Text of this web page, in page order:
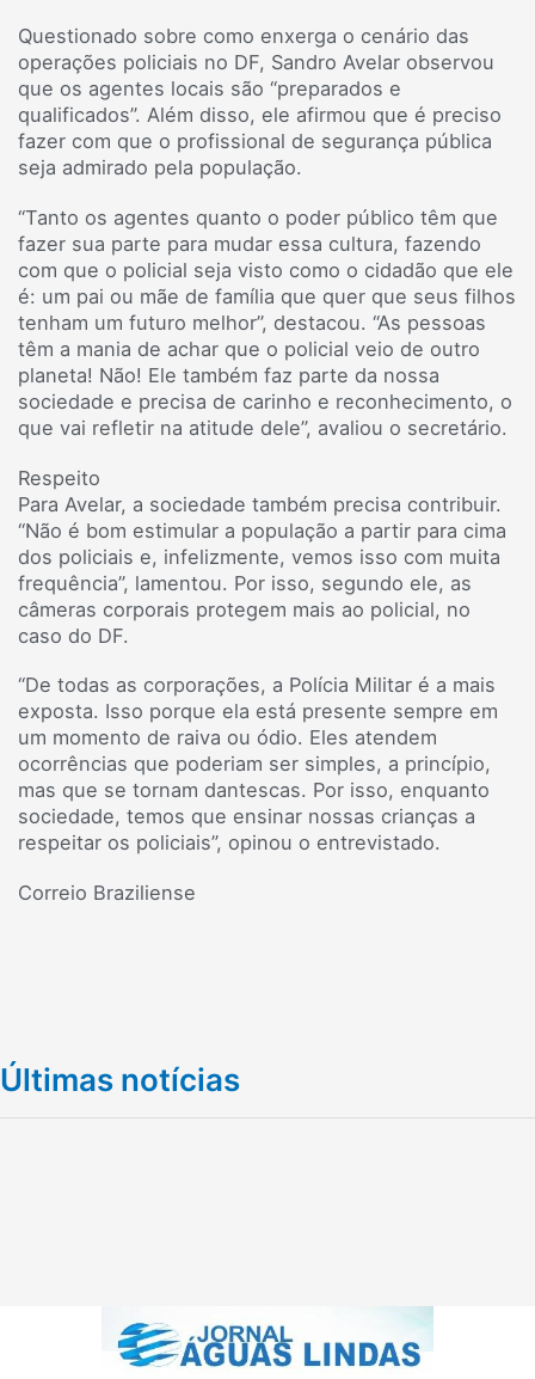
Questionado sobre como enxerga o cenário das
operações policiais no DF, Sandro Avelar observou
que os agentes locais são “preparados e
qualificados”. Além disso, ele afirmou que é preciso
fazer com que o profissional de segurança pública
seja admirado pela população.
“Tanto os agentes quanto o poder público têm que
fazer sua parte para mudar essa cultura, fazendo
com que o policial seja visto como o cidadão que ele
é: um pai ou mãe de família que quer que seus filhos
tenham um futuro melhor”, destacou. “As pessoas
têm a mania de achar que o policial veio de outro
planeta! Não! Ele também faz parte da nossa
sociedade e precisa de carinho e reconhecimento, o
que vai refletir na atitude dele”, avaliou o secretário.
Respeito
Para Avelar, a sociedade também precisa contribuir.
“Não é bom estimular a população a partir para cima
dos policiais e, infelizmente, vemos isso com muita
frequência”, lamentou. Por isso, segundo ele, as
câmeras corporais protegem mais ao policial, no
caso do DF.
“De todas as corporações, a Polícia Militar é a mais
exposta. Isso porque ela está presente sempre em
um momento de raiva ou ódio. Eles atendem
ocorrências que poderiam ser simples, a princípio,
mas que se tornam dantescas. Por isso, enquanto
sociedade, temos que ensinar nossas crianças a
respeitar os policiais”, opinou o entrevistado.
Correio Braziliense
Últimas notícias